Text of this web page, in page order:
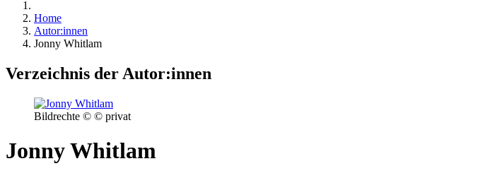
Home
Autor:innen
Jonny Whitlam
Verzeichnis der Autor:innen
Bildrechte © © privat
Jonny Whitlam